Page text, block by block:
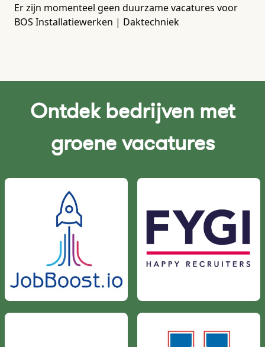
Er zijn momenteel geen duurzame vacatures voor
BOS Installatiewerken | Daktechniek
Ontdek bedrijven met
groene vacatures